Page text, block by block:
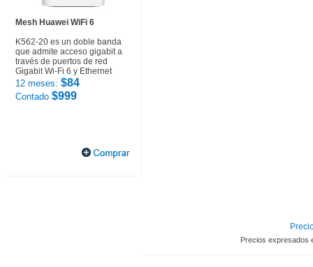
Mesh Huawei WiFi 6
K562-20 es un doble banda
que admite acceso gigabit a
través de puertos de red
Gigabit Wi-Fi 6 y Ethernet
12 meses: $84
Contado $999
Precios expresados